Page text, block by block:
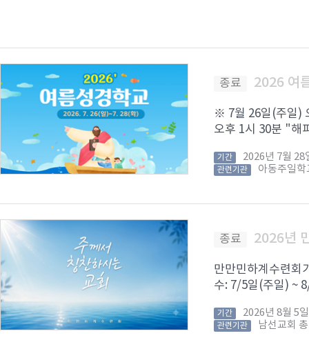
종료 2026 여
※ 7월 26일(주일)
오후 1시 30분 "해
기간 2026년 7월 28
관련기관 아동주일학
종료 2026년
만만민하계수련회
수: 7/5일(주일) ~
기간 2026년 8월 5
관련기관 남선교회